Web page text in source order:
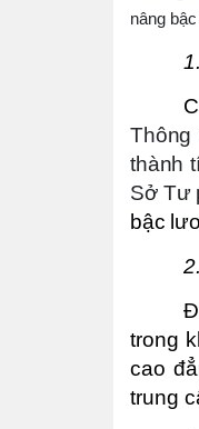
nâng
thành
Sở Tư
bậc
trong
cao
trung